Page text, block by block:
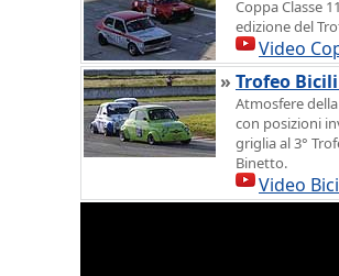
Coppa Classe
edizione del
Video
» Trofeo
Atmosfere
con posizioni
griglia al 3°
Binetto.
Video